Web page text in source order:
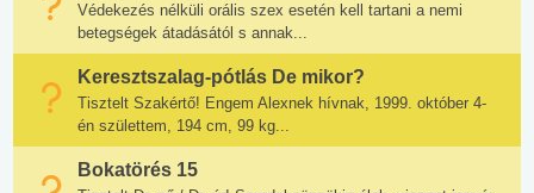
Védekezés nélküli orális szex esetén kell tartani a nemi
betegségek átadásától s annak...
Keresztszalag-pótlás De mikor?
Tisztelt Szakértő! Engem Alexnek hívnak, 1999. október 4-
én születtem, 194 cm, 99 kg...
Bokatörés 15